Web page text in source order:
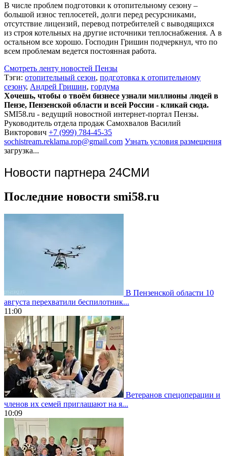
В числе проблем подготовки к отопительному сезону –
большой износ теплосетей, долги перед ресурсниками,
отсутствие лицензий, перевод потребителей с выводящихся
из строя котельных на другие источники теплоснабжения. А в
остальном все хорошо. Господин Гришин подчеркнул, что по
всем проблемам ведется постоянная работа.
Смотреть ленту новостей Пензы
Тэги: отопительный сезон, подготовка к отопительному
сезону, Андрей Гришин, гордума
Хочешь, чтобы о твоём бизнесе узнали миллионы людей в
Пензе, Пензенской области и всей России - кликай сюда.
SMI58.ru - ведущий новостной интернет-портал Пензы.
Руководитель отдела продаж Самохвалов Василий
Викторович +7 (999) 784-45-35
sochistream.reklama.rop@gmail.com Узнать условия размещения
загрузка...
Новости партнера 24СМИ
Последние новости smi58.ru
В Пензенской области 10
августа перехватили беспилотник...
11:00
Ветеранов спецоперации и
членов их семей приглашают на я...
10:09